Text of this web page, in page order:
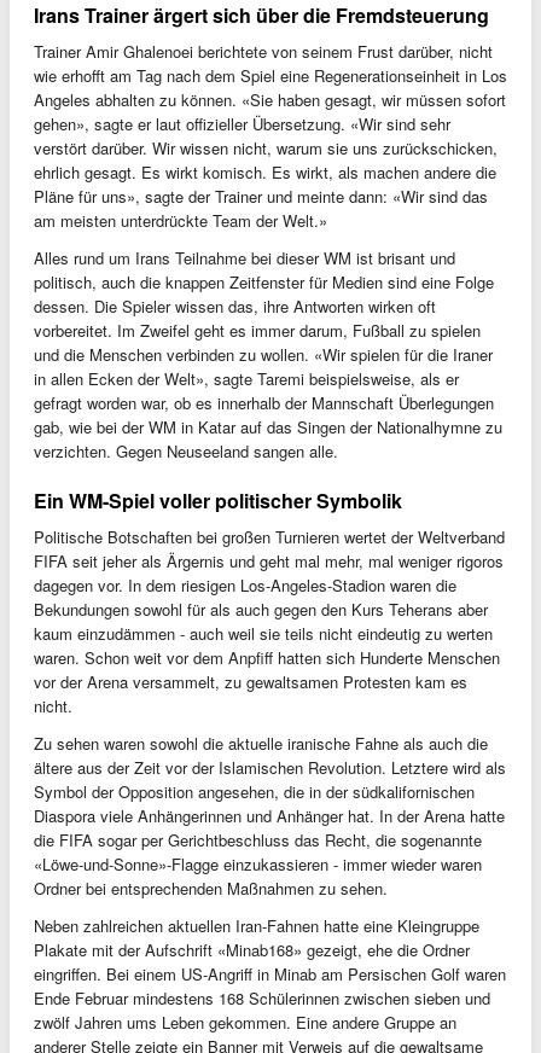
Irans Trainer ärgert sich über die Fremdsteuerung
Trainer Amir Ghalenoei berichtete von seinem Frust darüber, nicht
wie erhofft am Tag nach dem Spiel eine Regenerationseinheit in Los
Angeles abhalten zu können. «Sie haben gesagt, wir müssen sofort
gehen», sagte er laut offizieller Übersetzung. «Wir sind sehr
verstört darüber. Wir wissen nicht, warum sie uns zurückschicken,
ehrlich gesagt. Es wirkt komisch. Es wirkt, als machen andere die
Pläne für uns», sagte der Trainer und meinte dann: «Wir sind das
am meisten unterdrückte Team der Welt.»
Alles rund um Irans Teilnahme bei dieser WM ist brisant und
politisch, auch die knappen Zeitfenster für Medien sind eine Folge
dessen. Die Spieler wissen das, ihre Antworten wirken oft
vorbereitet. Im Zweifel geht es immer darum, Fußball zu spielen
und die Menschen verbinden zu wollen. «Wir spielen für die Iraner
in allen Ecken der Welt», sagte Taremi beispielsweise, als er
gefragt worden war, ob es innerhalb der Mannschaft Überlegungen
gab, wie bei der WM in Katar auf das Singen der Nationalhymne zu
verzichten. Gegen Neuseeland sangen alle.
Ein WM-Spiel voller politischer Symbolik
Politische Botschaften bei großen Turnieren wertet der Weltverband
FIFA seit jeher als Ärgernis und geht mal mehr, mal weniger rigoros
dagegen vor. In dem riesigen Los-Angeles-Stadion waren die
Bekundungen sowohl für als auch gegen den Kurs Teherans aber
kaum einzudämmen - auch weil sie teils nicht eindeutig zu werten
waren. Schon weit vor dem Anpfiff hatten sich Hunderte Menschen
vor der Arena versammelt, zu gewaltsamen Protesten kam es
nicht.
Zu sehen waren sowohl die aktuelle iranische Fahne als auch die
ältere aus der Zeit vor der Islamischen Revolution. Letztere wird als
Symbol der Opposition angesehen, die in der südkalifornischen
Diaspora viele Anhängerinnen und Anhänger hat. In der Arena hatte
die FIFA sogar per Gerichtbeschluss das Recht, die sogenannte
«Löwe-und-Sonne»-Flagge einzukassieren - immer wieder waren
Ordner bei entsprechenden Maßnahmen zu sehen.
Neben zahlreichen aktuellen Iran-Fahnen hatte eine Kleingruppe
Plakate mit der Aufschrift «Minab168» gezeigt, ehe die Ordner
eingriffen. Bei einem US-Angriff in Minab am Persischen Golf waren
Ende Februar mindestens 168 Schülerinnen zwischen sieben und
zwölf Jahren ums Leben gekommen. Eine andere Gruppe an
anderer Stelle zeigte ein Banner mit Verweis auf die gewaltsame